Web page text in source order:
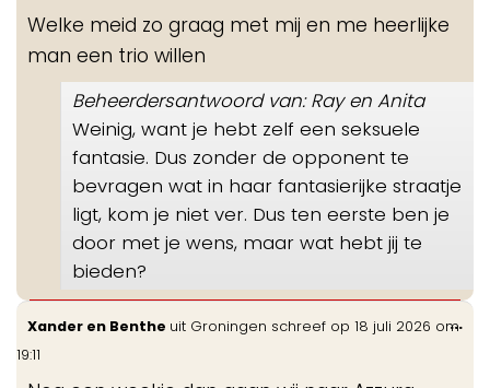
Welke meid zo graag met mij en me heerlijke
man een trio willen
Beheerdersantwoord van: Ray en Anita
Weinig, want je hebt zelf een seksuele
fantasie. Dus zonder de opponent te
bevragen wat in haar fantasierijke straatje
ligt, kom je niet ver. Dus ten eerste ben je
door met je wens, maar wat hebt jij te
bieden?
Xander en Benthe uit Groningen schreef op 18 juli 2026 om
19:11
...